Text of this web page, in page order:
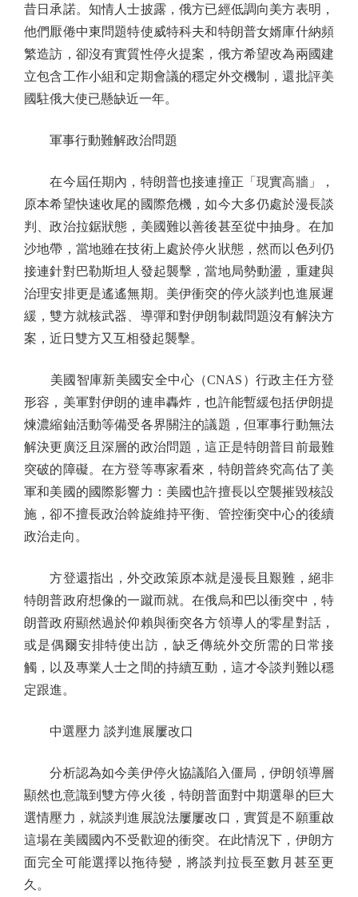
昔日承諾。知情人士披露，俄方已經低調向美方表明，
他們厭倦中東問題特使威特科夫和特朗普女婿庫什納頻
繁造訪，卻沒有實質性停火提案，俄方希望改為兩國建
立包含工作小組和定期會議的穩定外交機制，還批評美
國駐俄大使已懸缺近一年。
軍事行動難解政治問題
在今屆任期內，特朗普也接連撞正「現實高牆」，
原本希望快速收尾的國際危機，如今大多仍處於漫長談
判、政治拉鋸狀態，美國難以善後甚至從中抽身。在加
沙地帶，當地雖在技術上處於停火狀態，然而以色列仍
接連針對巴勒斯坦人發起襲擊，當地局勢動盪，重建與
治理安排更是遙遙無期。美伊衝突的停火談判也進展遲
緩，雙方就核武器、導彈和對伊朗制裁問題沒有解決方
案，近日雙方又互相發起襲擊。
美國智庫新美國安全中心（CNAS）行政主任方登
形容，美軍對伊朗的連串轟炸，也許能暫緩包括伊朗提
煉濃縮鈾活動等備受各界關注的議題，但軍事行動無法
解決更廣泛且深層的政治問題，這正是特朗普目前最難
突破的障礙。在方登等專家看來，特朗普終究高估了美
軍和美國的國際影響力：美國也許擅長以空襲摧毀核設
施，卻不擅長政治斡旋維持平衡、管控衝突中心的後續
政治走向。
方登還指出，外交政策原本就是漫長且艱難，絕非
特朗普政府想像的一蹴而就。在俄烏和巴以衝突中，特
朗普政府顯然過於仰賴與衝突各方領導人的零星對話，
或是偶爾安排特使出訪，缺乏傳統外交所需的日常接
觸，以及專業人士之間的持續互動，這才令談判難以穩
定跟進。
中選壓力 談判進展屢改口
分析認為如今美伊停火協議陷入僵局，伊朗領導層
顯然也意識到雙方停火後，特朗普面對中期選舉的巨大
選情壓力，就談判進展說法屢屢改口，實質是不願重啟
這場在美國國內不受歡迎的衝突。在此情況下，伊朗方
面完全可能選擇以拖待變，將談判拉長至數月甚至更
久。